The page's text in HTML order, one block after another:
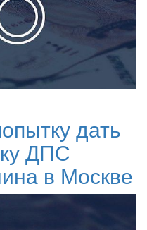
дать
ДПС
в Москве